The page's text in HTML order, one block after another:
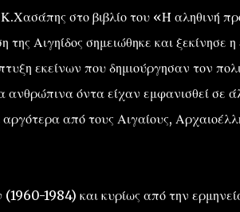
στο βιβλίο του «Ή αληθινή
Αιγηίδος σημειώθηκε και ξεκίνησε
εκείνων που δημιούργησαν τον
όντα είχαν εμφανισθεί σε
από τους Αιγαίους,
1984) και κυρίως από την